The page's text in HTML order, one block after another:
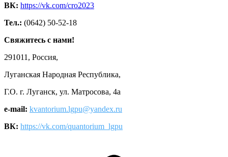
ВК: https://vk.com/cro2023
Тел.: (0642) 50-52-18
Свяжитесь с нами!
291011, Россия,
Луганская Народная Республика,
Г.О. г. Луганск, ул. Матросова, 4а
e-mail: kvantorium.lgpu@yandex.ru
ВК: https://vk.com/quantorium_lgpu